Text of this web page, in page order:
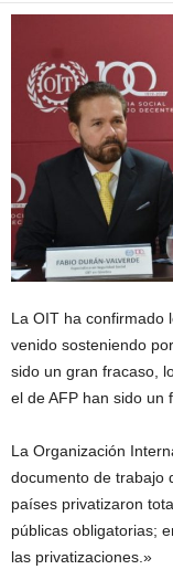
La OIT ha confirmado
venido sosteniendo
sido un gran fracaso,
el de AFP han sido un
La Organización
documento de trabajo
países privatizaron
públicas obligatorias;
las privatizaciones.»